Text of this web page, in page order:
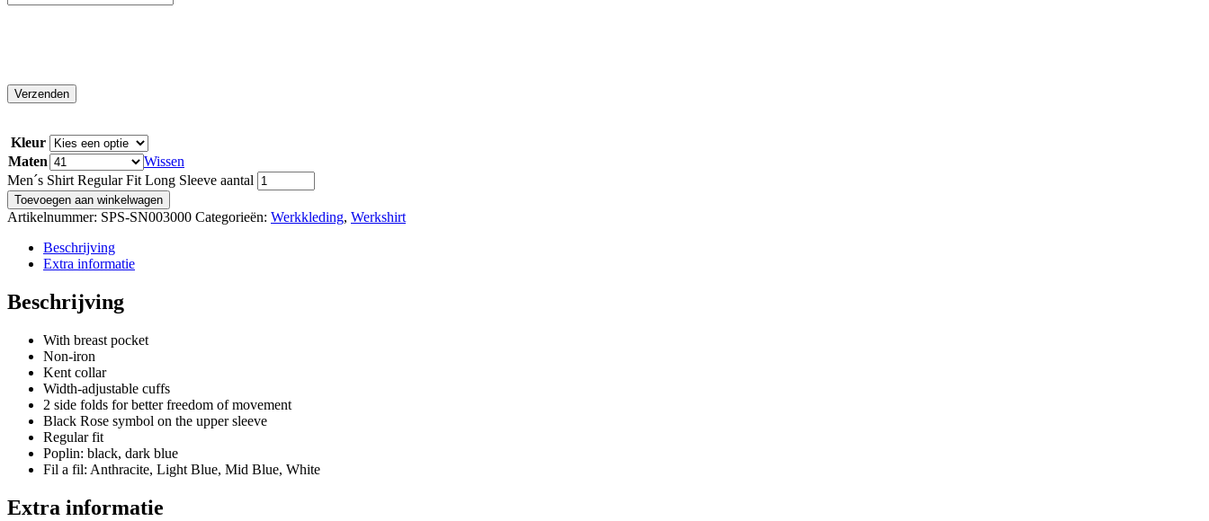
Verzenden
Kleur
Maten
Wissen
Men´s Shirt Regular Fit Long Sleeve aantal
Toevoegen aan winkelwagen
Artikelnummer: SPS-SN003000 Categorieën: Werkkleding, Werkshirt
Beschrijving
Extra informatie
Beschrijving
With breast pocket
Non-iron
Kent collar
Width-adjustable cuffs
2 side folds for better freedom of movement
Black Rose symbol on the upper sleeve
Regular fit
Poplin: black, dark blue
Fil a fil: Anthracite, Light Blue, Mid Blue, White
Extra informatie